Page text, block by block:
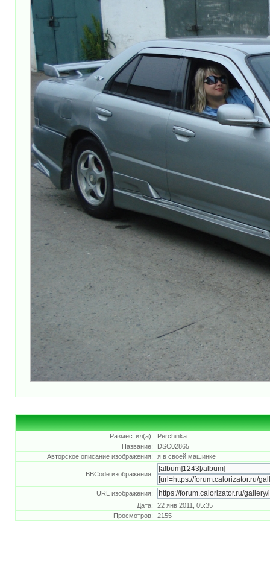
Разместил(а):
Perchinka
Название:
DSC02865
Авторское описание изображения:
я в своей машинке
BBCode изображения:
URL изображения:
Дата:
22 янв 2011, 05:35
Просмотров:
2155